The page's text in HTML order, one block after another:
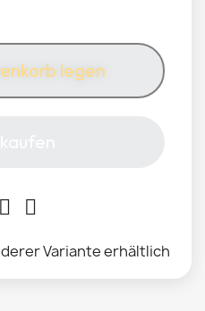
legen
Variante erhältlich